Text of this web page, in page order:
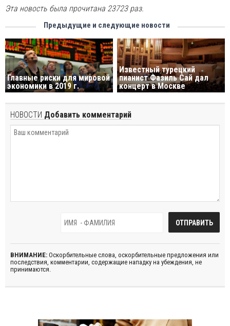
Эта новость была прочитана 23723 раз.
Предыдущие и следующие новости
Главные риски для мировой
экономики в 2019 г.
Известный турецкий
пианист Фазиль Сай дал
концерт в Москве
НОВОСТИ Добавить комментарий
ВНИМАНИЕ: Оскорбительные слова, оскорбительные предложения или
последствия, комментарии, содержащие нападку на убеждения, не
принимаются.